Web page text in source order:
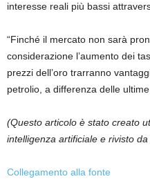
interesse reali più bassi
“Finché il mercato non sarà
considerazione l’aumento dei
prezzi dell’oro trarranno
petrolio, a differenza delle ultime
(Questo articolo è stato creato
intelligenza artificiale e rivisto
Collegamento alla fonte